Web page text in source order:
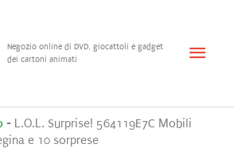
Negozio online di DVD, giocattoli e gadget
dei cartoni animati
Menu
- L.O.L. Surprise! 564119E7C Mobili
e 10 sorprese